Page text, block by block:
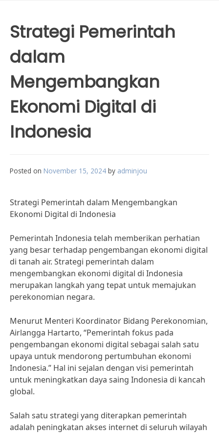
Strategi Pemerintah
dalam
Mengembangkan
Ekonomi Digital di
Indonesia
Posted on November 15, 2024 by adminjou
Strategi Pemerintah dalam Mengembangkan
Ekonomi Digital di Indonesia
Pemerintah Indonesia telah memberikan perhatian
yang besar terhadap pengembangan ekonomi digital
di tanah air. Strategi pemerintah dalam
mengembangkan ekonomi digital di Indonesia
merupakan langkah yang tepat untuk memajukan
perekonomian negara.
Menurut Menteri Koordinator Bidang Perekonomian,
Airlangga Hartarto, “Pemerintah fokus pada
pengembangan ekonomi digital sebagai salah satu
upaya untuk mendorong pertumbuhan ekonomi
Indonesia.” Hal ini sejalan dengan visi pemerintah
untuk meningkatkan daya saing Indonesia di kancah
global.
Salah satu strategi yang diterapkan pemerintah
adalah peningkatan akses internet di seluruh wilayah